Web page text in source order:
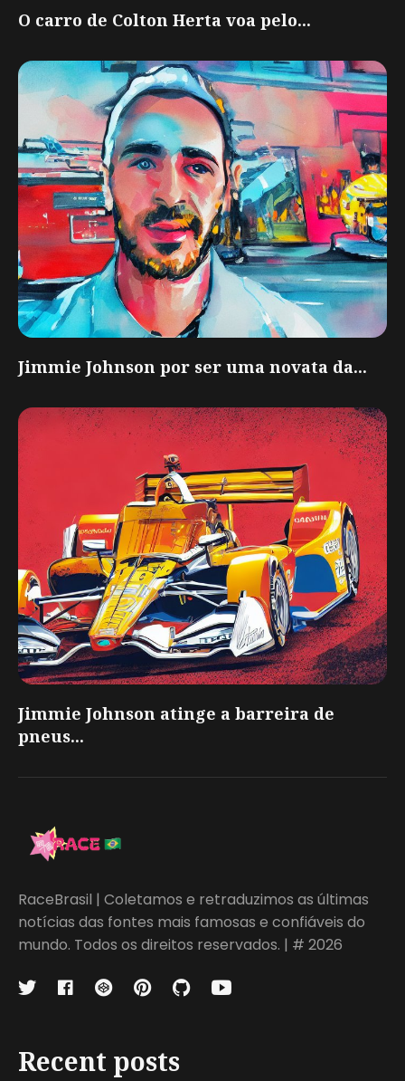
O carro de Colton Herta voa pelo...
Jimmie Johnson por ser uma novata da...
Jimmie Johnson atinge a barreira de
pneus...
RaceBrasil | Coletamos e retraduzimos as últimas
notícias das fontes mais famosas e confiáveis do
mundo. Todos os direitos reservados. | # 2026
Recent posts